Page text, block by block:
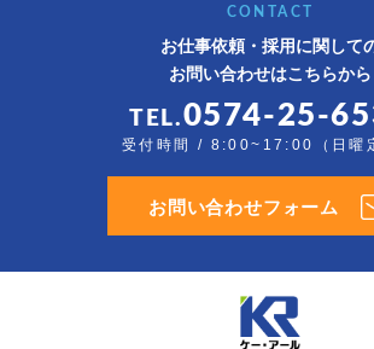
CONTACT
お仕事依頼・採用に関して
お問い合わせはこちらから
TEL.0574-25-
受付時間 / 8:00~17:00（日曜
お問い合わせフォーム